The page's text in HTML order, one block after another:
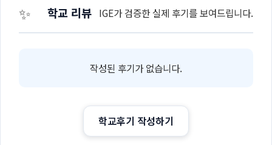
✨ 학교 리뷰 IGE가 검증한 실제 후기를 보여드립니다.
작성된 후기가 없습니다.
학교후기 작성하기